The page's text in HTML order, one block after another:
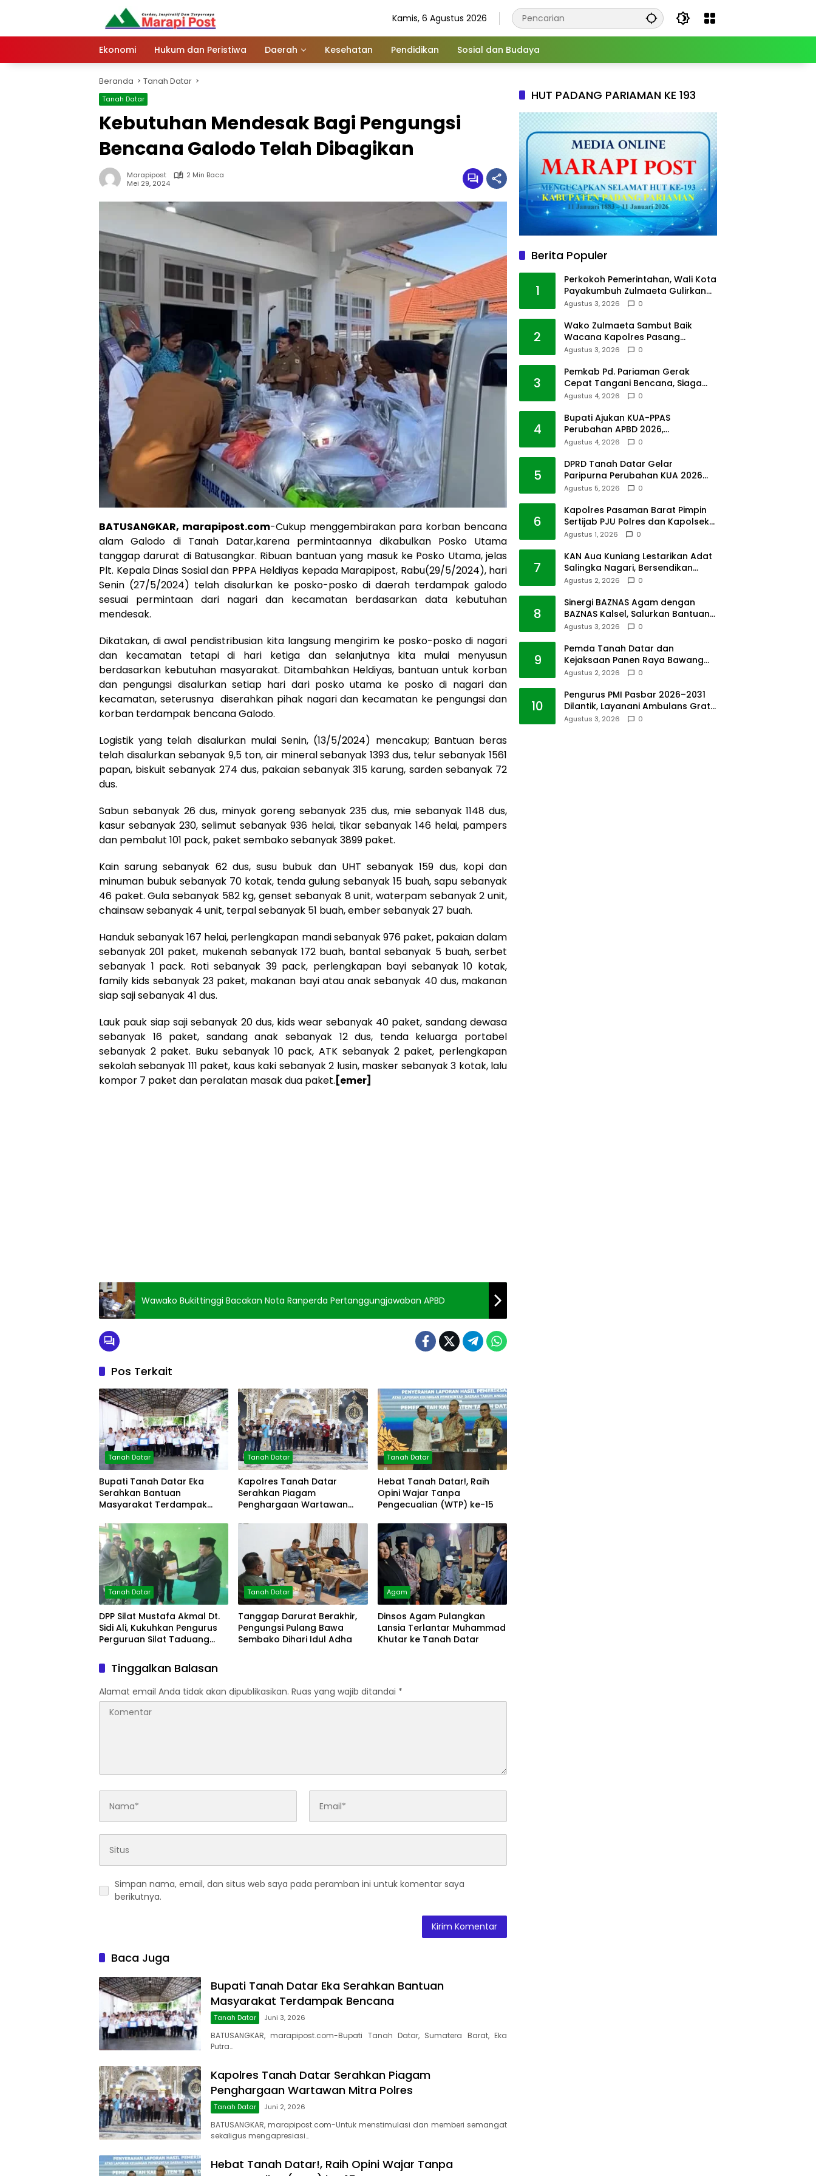
Kamis, 6 Agustus 2026
Ekonomi Hukum dan Peristiwa Daerah Kesehatan Pendidikan Sosial dan Budaya
Beranda Tanah Datar
Tanah Datar
Kebutuhan Mendesak Bagi Pengungsi
Bencana Galodo Telah Dibagikan
Marapipost
2 Min Baca
Mei 29, 2024
BATUSANGKAR, marapipost.com-Cukup menggembirakan para korban bencana
alam Galodo di Tanah Datar,karena permintaannya dikabulkan Posko Utama
tanggap darurat di Batusangkar. Ribuan bantuan yang masuk ke Posko Utama, jelas
Plt. Kepala Dinas Sosial dan PPPA Heldiyas kepada Marapipost, Rabu(29/5/2024), hari
Senin (27/5/2024) telah disalurkan ke posko-posko di daerah terdampak galodo
sesuai permintaan dari nagari dan kecamatan berdasarkan data kebutuhan
mendesak.
Dikatakan, di awal pendistribusian kita langsung mengirim ke posko-posko di nagari
dan kecamatan tetapi di hari ketiga dan selanjutnya kita mulai menyusun
berdasarkan kebutuhan masyarakat. Ditambahkan Heldiyas, bantuan untuk korban
dan pengungsi disalurkan setiap hari dari posko utama ke posko di nagari dan
kecamatan, seterusnya diserahkan pihak nagari dan kecamatan ke pengungsi dan
korban terdampak bencana Galodo.
Logistik yang telah disalurkan mulai Senin, (13/5/2024) mencakup; Bantuan beras
telah disalurkan sebanyak 9,5 ton, air mineral sebanyak 1393 dus, telur sebanyak 1561
papan, biskuit sebanyak 274 dus, pakaian sebanyak 315 karung, sarden sebanyak 72
dus.
Sabun sebanyak 26 dus, minyak goreng sebanyak 235 dus, mie sebanyak 1148 dus,
kasur sebanyak 230, selimut sebanyak 936 helai, tikar sebanyak 146 helai, pampers
dan pembalut 101 pack, paket sembako sebanyak 3899 paket.
Kain sarung sebanyak 62 dus, susu bubuk dan UHT sebanyak 159 dus, kopi dan
minuman bubuk sebanyak 70 kotak, tenda gulung sebanyak 15 buah, sapu sebanyak
46 paket. Gula sebanyak 582 kg, genset sebanyak 8 unit, waterpam sebanyak 2 unit,
chainsaw sebanyak 4 unit, terpal sebanyak 51 buah, ember sebanyak 27 buah.
Handuk sebanyak 167 helai, perlengkapan mandi sebanyak 976 paket, pakaian dalam
sebanyak 201 paket, mukenah sebanyak 172 buah, bantal sebanyak 5 buah, serbet
sebanyak 1 pack. Roti sebanyak 39 pack, perlengkapan bayi sebanyak 10 kotak,
family kids sebanyak 23 paket, makanan bayi atau anak sebanyak 40 dus, makanan
siap saji sebanyak 41 dus.
Lauk pauk siap saji sebanyak 20 dus, kids wear sebanyak 40 paket, sandang dewasa
sebanyak 16 paket, sandang anak sebanyak 12 dus, tenda keluarga portabel
sebanyak 2 paket. Buku sebanyak 10 pack, ATK sebanyak 2 paket, perlengkapan
sekolah sebanyak 111 paket, kaus kaki sebanyak 2 lusin, masker sebanyak 3 kotak, lalu
kompor 7 paket dan peralatan masak dua paket. [emer]
Wawako Bukittinggi Bacakan Nota Ranperda Pertanggungjawaban APBD
Pos Terkait
Tanah Datar
Bupati Tanah Datar Eka
Serahkan Bantuan
Masyarakat Terdampak
Tanah Datar
Kapolres Tanah Datar
Serahkan Piagam
Penghargaan Wartawan
Tanah Datar
Hebat Tanah Datar!, Raih
Opini Wajar Tanpa
Pengecualian (WTP) ke-15
Tanah Datar
DPP Silat Mustafa Akmal Dt.
Sidi Ali, Kukuhkan Pengurus
Perguruan Silat Taduang
Tanah Datar
Tanggap Darurat Berakhir,
Pengungsi Pulang Bawa
Sembako Dihari Idul Adha
Agam
Dinsos Agam Pulangkan
Lansia Terlantar Muhammad
Khutar ke Tanah Datar
Tinggalkan Balasan
Alamat email Anda tidak akan dipublikasikan. Ruas yang wajib ditandai *
Simpan nama, email, dan situs web saya pada peramban ini untuk komentar saya
berikutnya.
Baca Juga
Bupati Tanah Datar Eka Serahkan Bantuan
Masyarakat Terdampak Bencana
Tanah Datar Juni 3, 2026
BATUSANGKAR, marapipost.com-Bupati Tanah Datar, Sumatera Barat, Eka
Putra…
Kapolres Tanah Datar Serahkan Piagam
Penghargaan Wartawan Mitra Polres
Tanah Datar Juni 2, 2026
BATUSANGKAR, marapipost.com-Untuk menstimulasi dan memberi semangat
sekaligus mengapresiasi…
Hebat Tanah Datar!, Raih Opini Wajar Tanpa
HUT PADANG PARIAMAN KE 193
Berita Populer
1
Perkokoh Pemerintahan, Wali Kota
Payakumbuh Zulmaeta Gulirkan
Jabatan
Agustus 3, 2026 0
2
Wako Zulmaeta Sambut Baik
Wacana Kapolres Pasang
Kamera Pantau Lalin
Agustus 3, 2026 0
3
Pemkab Pd. Pariaman Gerak
Cepat Tangani Bencana, Siaga
Cuaca Ekstrem
Agustus 4, 2026 0
4
Bupati Ajukan KUA-PPAS
Perubahan APBD 2026,
Pendapatan Pasbar Naik 15
Agustus 4, 2026 0
5
DPRD Tanah Datar Gelar
Paripurna Perubahan KUA 2026
dan PPAS Tahun 2027
Agustus 5, 2026 0
6
Kapolres Pasaman Barat Pimpin
Sertijab PJU Polres dan Kapolsek
Sungai Beremas
Agustus 1, 2026 0
7
KAN Aua Kuniang Lestarikan Adat
Salingka Nagari, Bersendikan
Kitabullah
Agustus 2, 2026 0
8
Sinergi BAZNAS Agam dengan
BAZNAS Kalsel, Salurkan Bantuan
Bencana Alam
Agustus 3, 2026 0
9
Pemda Tanah Datar dan
Kejaksaan Panen Raya Bawang
Merah di Sawah Tangah
Agustus 2, 2026 0
10
Pengurus PMI Pasbar 2026–2031
Dilantik, Layanani Ambulans Gratis
ke Padang
Agustus 3, 2026 0